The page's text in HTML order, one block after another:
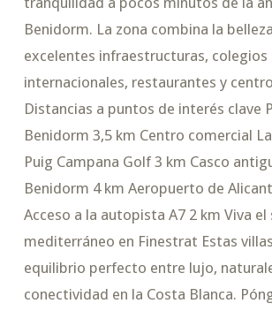
Benidorm. La zona combina la
excelentes infraestructuras, colegios
internacionales, restaurantes y
Distancias a puntos de interés clave
Benidorm 3,5 km Centro comercial
Puig Campana Golf 3 km Casco
Benidorm 4 km Aeropuerto de
Acceso a la autopista A7 2 km Viva el
mediterráneo en Finestrat Estas
equilibrio perfecto entre lujo,
conectividad en la Costa Blanca.